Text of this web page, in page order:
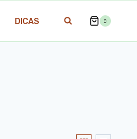
DICAS 0